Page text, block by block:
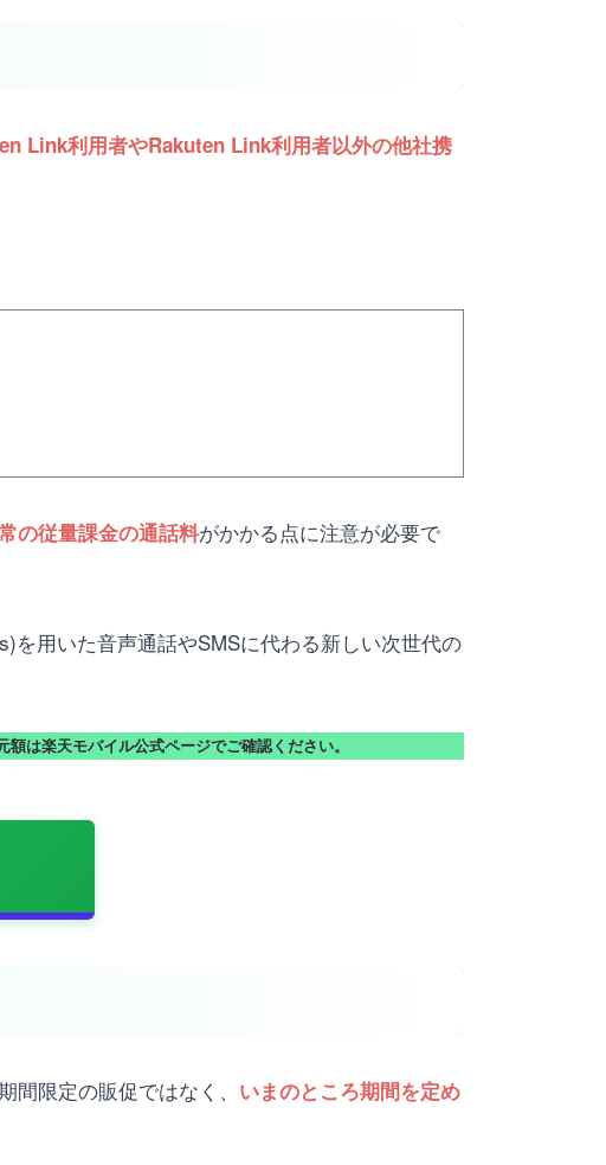
Link利用者やRakuten Link利用者以外の他社携
の従量課金の通話料がかかる点に注意が必要で
を用いた音声通話やSMSに代わる新しい次世代の
は楽天モバイル公式ページでご確認ください。
限定の販促ではなく、 いまのところ期間を定め